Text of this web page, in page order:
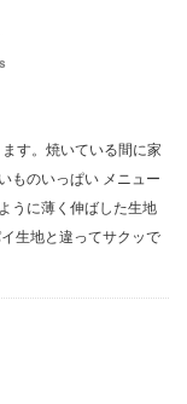
す。焼いている間に家
ものいっぱい メニュー
うに薄く伸ばした生地
生地と違ってサクッで